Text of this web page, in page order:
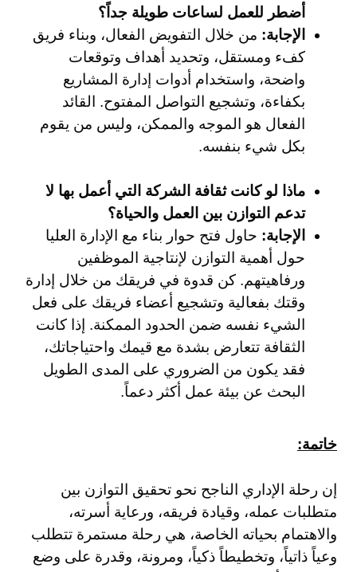
أضطر للعمل لساعات طويلة جداً؟
الإجابة: من خلال التفويض الفعال، وبناء فريق
كفء ومستقل، وتحديد أهداف وتوقعات
واضحة، واستخدام أدوات إدارة المشاريع
بكفاءة، وتشجيع التواصل المفتوح. القائد
الفعال هو الموجه والممكن، وليس من يقوم
بكل شيء بنفسه.
ماذا لو كانت ثقافة الشركة التي أعمل بها لا
تدعم التوازن بين العمل والحياة؟
الإجابة: حاول فتح حوار بناء مع الإدارة العليا
حول أهمية التوازن لإنتاجية الموظفين
ورفاهيتهم. كن قدوة في فريقك من خلال إدارة
وقتك بفعالية وتشجيع أعضاء فريقك على فعل
الشيء نفسه ضمن الحدود الممكنة. إذا كانت
الثقافة تتعارض بشدة مع قيمك واحتياجاتك،
فقد يكون من الضروري على المدى الطويل
البحث عن بيئة عمل أكثر دعماً.
خاتمة:
إن رحلة الإداري الناجح نحو تحقيق التوازن بين
متطلبات عمله، وقيادة فريقه، ورعاية أسرته،
والاهتمام بحياته الخاصة، هي رحلة مستمرة تتطلب
وعياً ذاتياً، وتخطيطاً ذكياً، ومرونة، وقدرة على وضع